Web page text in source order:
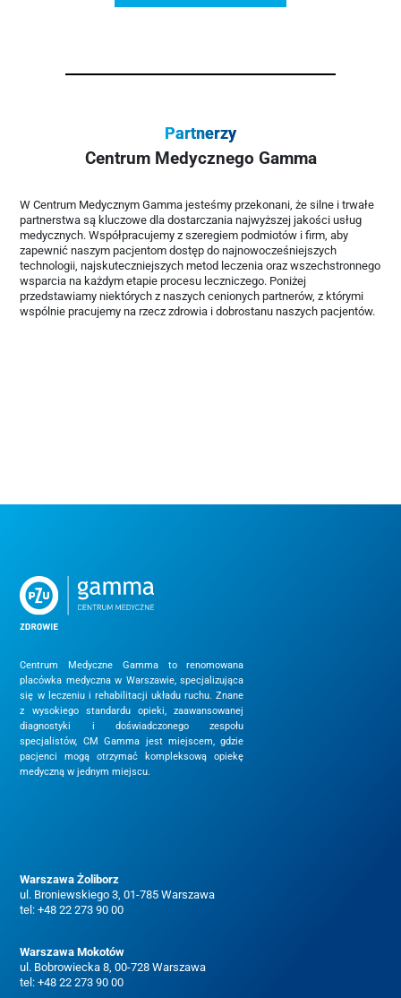
Partnerzy
Centrum Medycznego Gamma
W Centrum Medycznym Gamma jesteśmy przekonani, że silne i trwałe
partnerstwa są kluczowe dla dostarczania najwyższej jakości usług
medycznych. Współpracujemy z szeregiem podmiotów i firm, aby
zapewnić naszym pacjentom dostęp do najnowocześniejszych
technologii, najskuteczniejszych metod leczenia oraz wszechstronnego
wsparcia na każdym etapie procesu leczniczego. Poniżej
przedstawiamy niektórych z naszych cenionych partnerów, z którymi
wspólnie pracujemy na rzecz zdrowia i dobrostanu naszych pacjentów.
Centrum Medyczne Gamma to renomowana
placówka medyczna w Warszawie, specjalizująca
się w leczeniu i rehabilitacji układu ruchu. Znane
z wysokiego standardu opieki, zaawansowanej
diagnostyki i doświadczonego zespołu
specjalistów, CM Gamma jest miejscem, gdzie
pacjenci mogą otrzymać kompleksową opiekę
medyczną w jednym miejscu.
Warszawa Żoliborz
ul. Broniewskiego 3, 01-785 Warszawa
tel:+48 22 273 90 00
Warszawa Mokotów
ul. Bobrowiecka 8, 00-728 Warszawa
tel:+48 22 273 90 00